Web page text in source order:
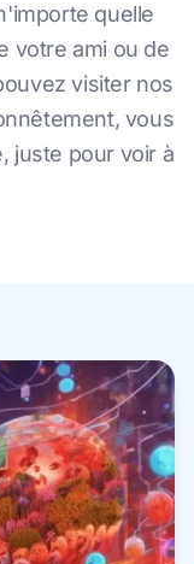
quelle
votre ami ou de
visiter nos
vous
juste pour voir à